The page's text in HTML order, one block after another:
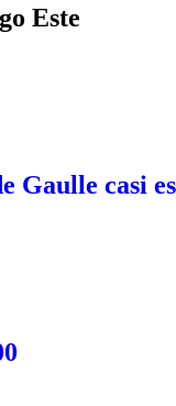
Este
Gaulle casi